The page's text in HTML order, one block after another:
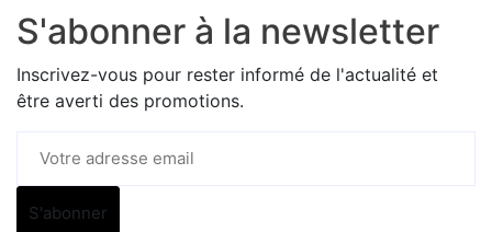
S'abonner à la newsletter
Inscrivez-vous pour rester informé de l'actualité et
être averti des promotions.